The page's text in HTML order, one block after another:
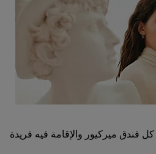
فندق ميركيور والإقامة فيه فريدة